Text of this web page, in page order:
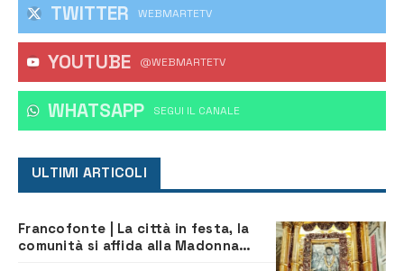
TWITTER WEBMARTETV
YOUTUBE @WEBMARTETV
WHATSAPP ‎SEGUI IL CANALE
ULTIMI ARTICOLI
Francofonte | La città in festa, la
comunità si affida alla Madonna